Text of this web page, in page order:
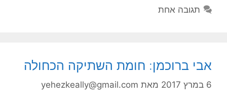
תגובה אחת
אבי ברוכמן: חומת השתיקה הכחולה
6 במרץ 2017 מאת yehezkeally@gmail.com